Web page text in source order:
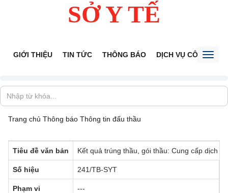
SỞ Y TẾ
GIỚI THIỆU TIN TỨC THÔNG BÁO DỊCH VỤ CÔNG
Trang chủ Thông báo Thông tin đấu thầu
Tiêu đề văn bản Kết quả trúng thầu, gói thầu: Cung cấp dịch
Số hiệu 241/TB-SYT
Phạm vi ---